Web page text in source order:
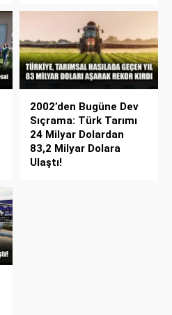
2002’den Bugüne Dev
Sıçrama: Türk Tarımı
24 Milyar Dolardan
83,2 Milyar Dolara
Ulaştı!